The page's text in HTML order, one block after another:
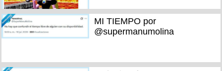
MI TIEMPO por
@supermanumolina